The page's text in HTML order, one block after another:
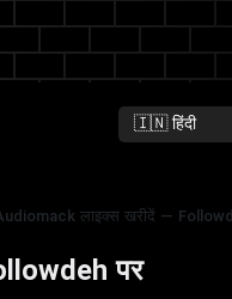
लाइक्स खरीदें —
पर